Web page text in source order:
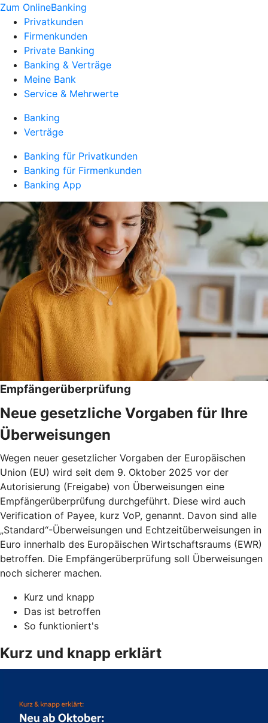
Zum OnlineBanking
Privatkunden
Firmenkunden
Private Banking
Banking & Verträge
Meine Bank
Service & Mehrwerte
Banking
Verträge
Banking für Privatkunden
Banking für Firmenkunden
Banking App
Empfängerüberprüfung
Neue gesetzliche Vorgaben für Ihre
Überweisungen
Wegen neuer gesetzlicher Vorgaben der Europäischen
Union (EU) wird seit dem 9. Oktober 2025 vor der
Autorisierung (Freigabe) von Überweisungen eine
Empfängerüberprüfung durchgeführt. Diese wird auch
Verification of Payee, kurz VoP, genannt. Davon sind alle
„Standard“-Überweisungen und Echtzeitüberweisungen in
Euro innerhalb des Europäischen Wirtschaftsraums (EWR)
betroffen. Die Empfängerüberprüfung soll Überweisungen
noch sicherer machen.
Kurz und knapp
Das ist betroffen
So funktioniert's
Kurz und knapp erklärt